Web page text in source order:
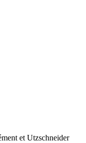
et Utzschneider